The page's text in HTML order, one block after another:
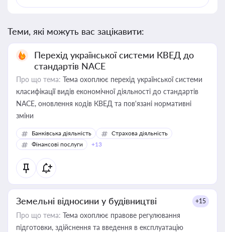
Теми, які можуть вас зацікавити:
Перехід української системи КВЕД до
стандартів NACE
Про що тема: Тема охоплює перехід української системи
класифікації видів економічної діяльності до стандартів
NACE, оновлення кодів КВЕД та пов'язані нормативні
зміни
Банківська діяльність
Страхова діяльність
Фінансові послуги
+13
Земельні відносини у будівництві +15
Про що тема: Тема охоплює правове регулювання
підготовки, здійснення та введення в експлуатацію